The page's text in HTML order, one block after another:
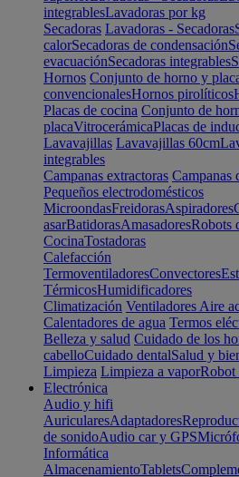
integrablesLavadoras por kg
Secadoras Lavadoras - Secadoras
calorSecadoras de condensación
evacuaciónSecadoras integrables
Hornos Conjunto de horno y
convencionalesHornos pirolíticos
Placas de cocina Conjunto de
placaVitrocerámicaPlacas de
Lavavajillas Lavavajillas 60cm
integrables
Campanas extractoras Campanas
Pequeños electrodomésticos
MicroondasFreidorasAspiradores
asarBatidorasAmasadoresRobots
CocinaTostadoras
Calefacción
TermoventiladoresConvectores
TérmicosHumidificadores
Climatización Ventiladores Aire
Calentadores de agua Termos
Belleza y salud Cuidado de los
cabelloCuidado dentalSalud y
Limpieza Limpieza a vaporRobot
Electrónica
Audio y hifi
AuricularesAdaptadores
de sonidoAudio car y GPS
Informática
AlmacenamientoTablets